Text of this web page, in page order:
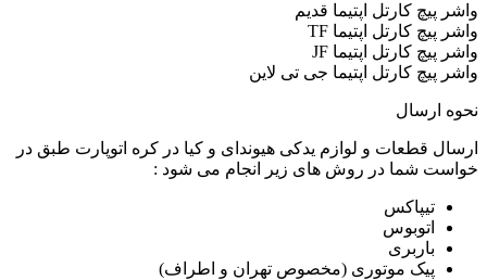
واشر پیچ کارتل اپتیما قدیم
واشر پیچ کارتل اپتیما TF
واشر پیچ کارتل اپتیما JF
واشر پیچ کارتل اپتیما جی تی لاین
نحوه ارسال
ارسال قطعات و لوازم یدکی هیوندای و کیا در کره اتوپارت طبق در
خواست شما در روش های زیر انجام می شود :
تیپاکس
اتوبوس
باربری
پیک موتوری (مخصوص تهران و اطراف)